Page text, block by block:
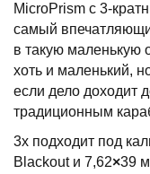
MicroPrism с 3-
самый
в такую маленькую
хоть и маленький,
если дело доходит
традиционным
3x подходит под
Blackout и 7,62×39